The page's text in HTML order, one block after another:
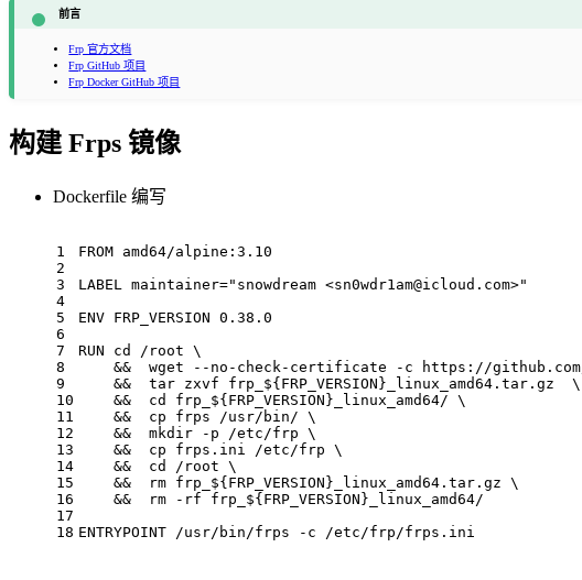
前言
Frp 官方文档
Frp GitHub 项目
Frp Docker GitHub 项目
构建 Frps 镜像
Dockerfile 编写
1
2
3
4
5
6
7
8
9
10
11
12
13
14
15
16
17
18
FROM amd64/alpine: 3.10
LABEL maintainer="snowdream <sn0wdr1am@icloud.com>"
ENV FRP_VERSION 0.38 . 0
RUN
cd
/root \
&&  wget --no-check-certificate -c https://
    &&  tar zxvf frp_
${FRP_VERSION} _linux_amd64.tar.gz  \
    &&
cd frp_ ${FRP_VERSION} _linux_amd64/ \
    &&  cp frps /usr/bin/ \
    &&  mkdir -p /etc/frp \
    &&  cp frps.ini /etc/frp \
    &&
cd
/root \
    &&  rm frp_
${FRP_VERSION} _linux_amd64.tar.gz \
    &&  rm -rf frp_
${FRP_VERSION} _linux_amd64/
ENTRYPOINT /usr/bin/frps -c /etc/frp/frps.ini